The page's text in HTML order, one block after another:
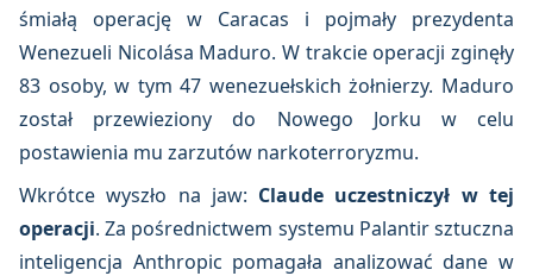
śmiałą operację w Caracas i pojmały prezydenta
Wenezueli Nicolása Maduro. W trakcie operacji zginęły
83 osoby, w tym 47 wenezuełskich żołnierzy. Maduro
został przewieziony do Nowego Jorku w celu
postawienia mu zarzutów narkoterroryzmu.
Wkrótce wyszło na jaw: Claude uczestniczył w tej
operacji. Za pośrednictwem systemu Palantir sztuczna
inteligencja Anthropic pomagała analizować dane w